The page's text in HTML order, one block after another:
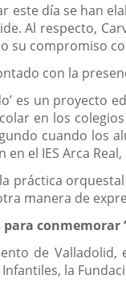
este día se han
Al respecto,
su compromiso
con la
es un proyecto
en los
cuando los
en el IES Arca
práctica
manera de
conmemorar
de Valladolid,
la